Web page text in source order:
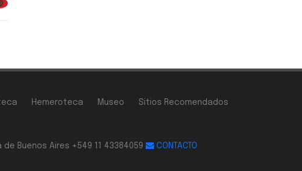
Hemeroteca Museo Sitios Recomendados
Buenos Aires +549 11 43384059 CONTACTO